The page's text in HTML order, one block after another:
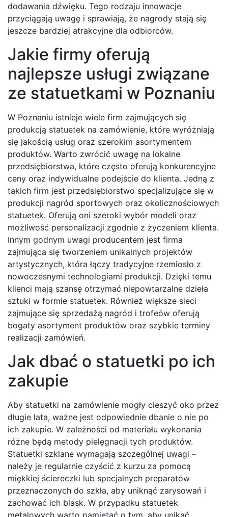
dodawania dźwięku. Tego rodzaju innowacje
przyciągają uwagę i sprawiają, że nagrody stają się
jeszcze bardziej atrakcyjne dla odbiorców.
Jakie firmy oferują
najlepsze usługi związane
ze statuetkami w Poznaniu
W Poznaniu istnieje wiele firm zajmujących się
produkcją statuetek na zamówienie, które wyróżniają
się jakością usług oraz szerokim asortymentem
produktów. Warto zwrócić uwagę na lokalne
przedsiębiorstwa, które często oferują konkurencyjne
ceny oraz indywidualne podejście do klienta. Jedną z
takich firm jest przedsiębiorstwo specjalizujące się w
produkcji nagród sportowych oraz okolicznościowych
statuetek. Oferują oni szeroki wybór modeli oraz
możliwość personalizacji zgodnie z życzeniem klienta.
Innym godnym uwagi producentem jest firma
zajmująca się tworzeniem unikalnych projektów
artystycznych, która łączy tradycyjne rzemiosło z
nowoczesnymi technologiami produkcji. Dzięki temu
klienci mają szansę otrzymać niepowtarzalne dzieła
sztuki w formie statuetek. Również większe sieci
zajmujące się sprzedażą nagród i trofeów oferują
bogaty asortyment produktów oraz szybkie terminy
realizacji zamówień.
Jak dbać o statuetki po ich
zakupie
Aby statuetki na zamówienie mogły cieszyć oko przez
długie lata, ważne jest odpowiednie dbanie o nie po
ich zakupie. W zależności od materiału wykonania
różne będą metody pielęgnacji tych produktów.
Statuetki szklane wymagają szczególnej uwagi –
należy je regularnie czyścić z kurzu za pomocą
miękkiej ściereczki lub specjalnych preparatów
przeznaczonych do szkła, aby uniknąć zarysowań i
zachować ich blask. W przypadku statuetek